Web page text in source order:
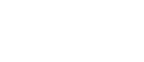
4천명 돌파, 4053명 발생 1850명 사망